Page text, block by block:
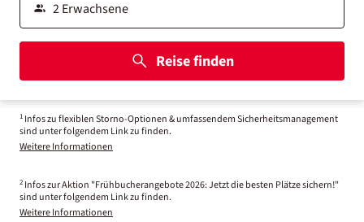
Reise finden
1 Infos zu flexiblen Storno-Optionen & umfassendem Sicherheitsmanagement
sind unter folgendem Link zu finden.
Weitere Informationen
2 Infos zur Aktion "Frühbucherangebote 2026: Jetzt die besten Plätze sichern!"
sind unter folgendem Link zu finden.
Weitere Informationen